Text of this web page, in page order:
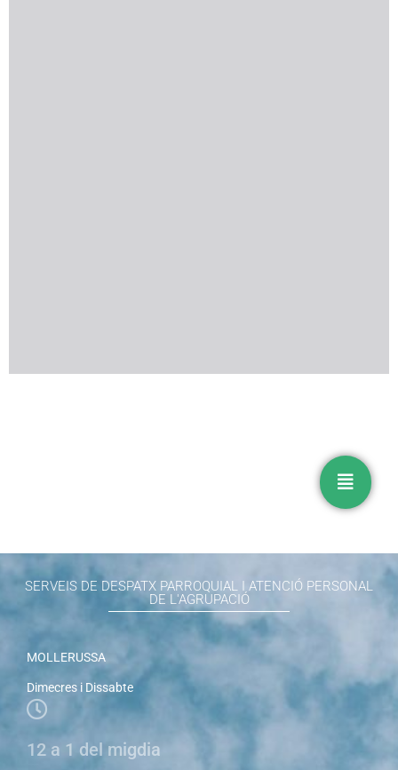
SERVEIS DE DESPATX PARROQUIAL I ATENCIÓ PERSONAL
DE L'AGRUPACIÓ
MOLLERUSSA
Dimecres i Dissabte
12 a 1 del migdia